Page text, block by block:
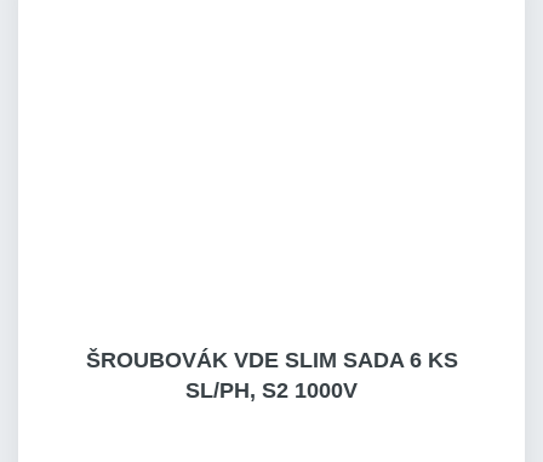
ŠROUBOVÁK VDE SLIM SADA 6 KS
SL/PH, S2 1000V